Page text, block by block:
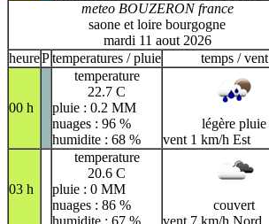
meteo BOUZERON france
saone et loire bourgogne
mardi 11 aout 2026
heurePtemperatures / pluie temps / vent
00 h
temperature
22.7 C
pluie : 0.2 MM
nuages : 96 %
humidite : 68 %
légère pluie
vent 1 km/h Est
03 h
temperature
20.6 C
pluie : 0 MM
nuages : 86 %
humidite : 67 %
couvert
vent 7 km/h Nord